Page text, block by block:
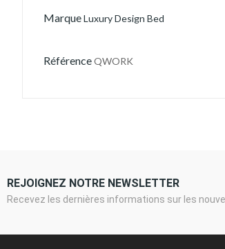
MarqueLuxury Design Bed
RéférenceQWORK
REJOIGNEZ NOTRE NEWSLETTER
Recevez les dernières informations sur les